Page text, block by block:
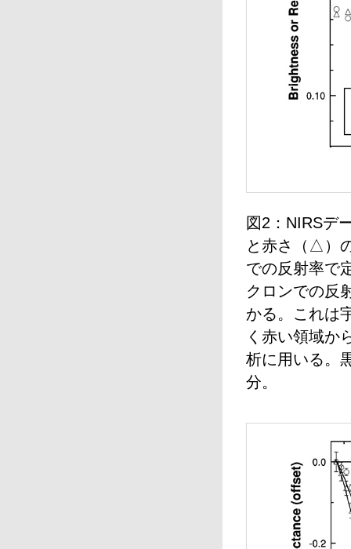
図2：NIRSデ
と赤さ（△）
での反射率で
クロンでの反
かる。これは
く赤い領域か
析に用いる。
分。